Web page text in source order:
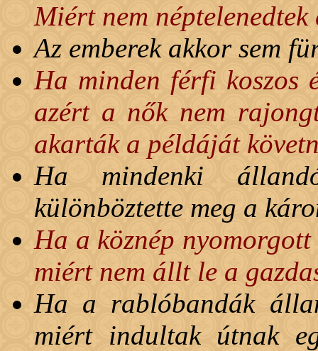
Miért nem néptelenedtek
Az emberek akkor sem
Ha minden férfi koszos
azért a nők nem
akarták a példáját
Ha mindenki
különböztette meg a
Ha a köznép
miért nem állt le a
Ha a rablóbandák
miért indultak útnak